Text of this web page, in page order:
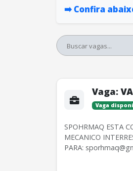
➡️ Confira
Vaga:
Vaga
SPOHRMAQ ESTA
MECANICO
PARA: